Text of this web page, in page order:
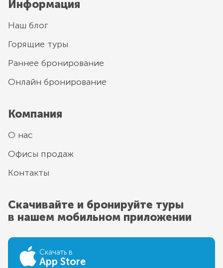
Информация
Наш блог
Горящие туры
Раннее бронирование
Онлайн бронирование
Компания
О нас
Офисы продаж
Контакты
Скачивайте и бронируйте туры
в нашем мобильном приложении
Скачать в
App Store